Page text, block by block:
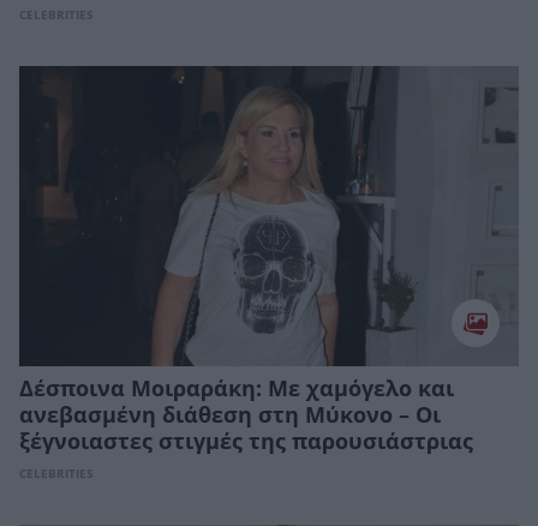
CELEBRITIES
Δέσποινα Μοιραράκη: Με χαμόγελο και
ανεβασμένη διάθεση στη Μύκονο – Οι
ξέγνοιαστες στιγμές της παρουσιάστριας
CELEBRITIES